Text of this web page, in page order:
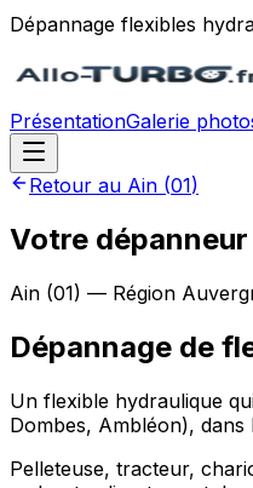
Dépannage flexibles
PrésentationGalerie
Retour au Ain (01)
Votre
Ain (01) — Région
Dépannage de
Un flexible hydraulique
Dombes, Ambléon),
Pelleteuse, tracteur,